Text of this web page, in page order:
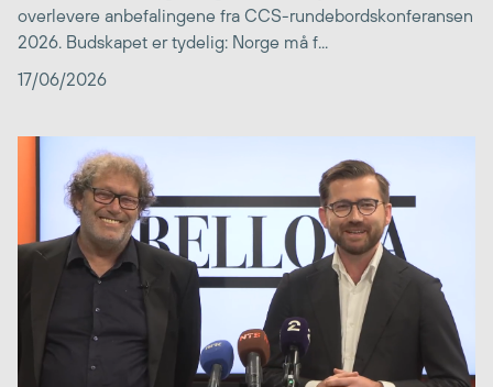
overlevere anbefalingene fra CCS-rundebordskonferansen
2026. Budskapet er tydelig: Norge må f...
17/06/2026